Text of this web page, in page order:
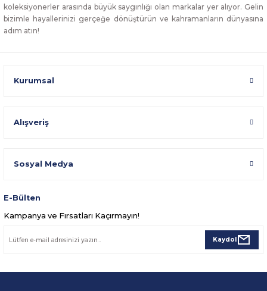
koleksiyonerler arasında büyük saygınlığı olan markalar yer alıyor. Gelin
bizimle hayallerinizi gerçeğe dönüştürün ve kahramanların dünyasına
adım atın!
Kurumsal
Alışveriş
Sosyal Medya
E-Bülten
Kampanya ve Fırsatları Kaçırmayın!
Kaydol